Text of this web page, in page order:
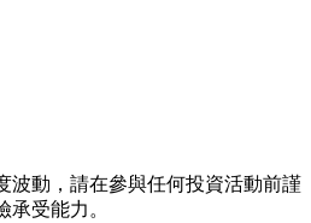
波動，請在參與任何投資活動前謹
受能力。